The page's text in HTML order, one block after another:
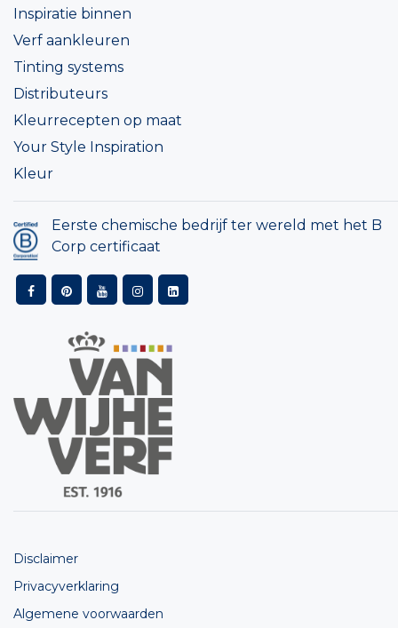
Inspiratie binnen
Verf aankleuren
Tinting systems
Distributeurs
Kleurrecepten op maat
Your Style Inspiration
Kleur
Eerste chemische bedrijf ter wereld met het B
Corp certificaat
Disclaimer
Privacyverklaring
Algemene voorwaarden